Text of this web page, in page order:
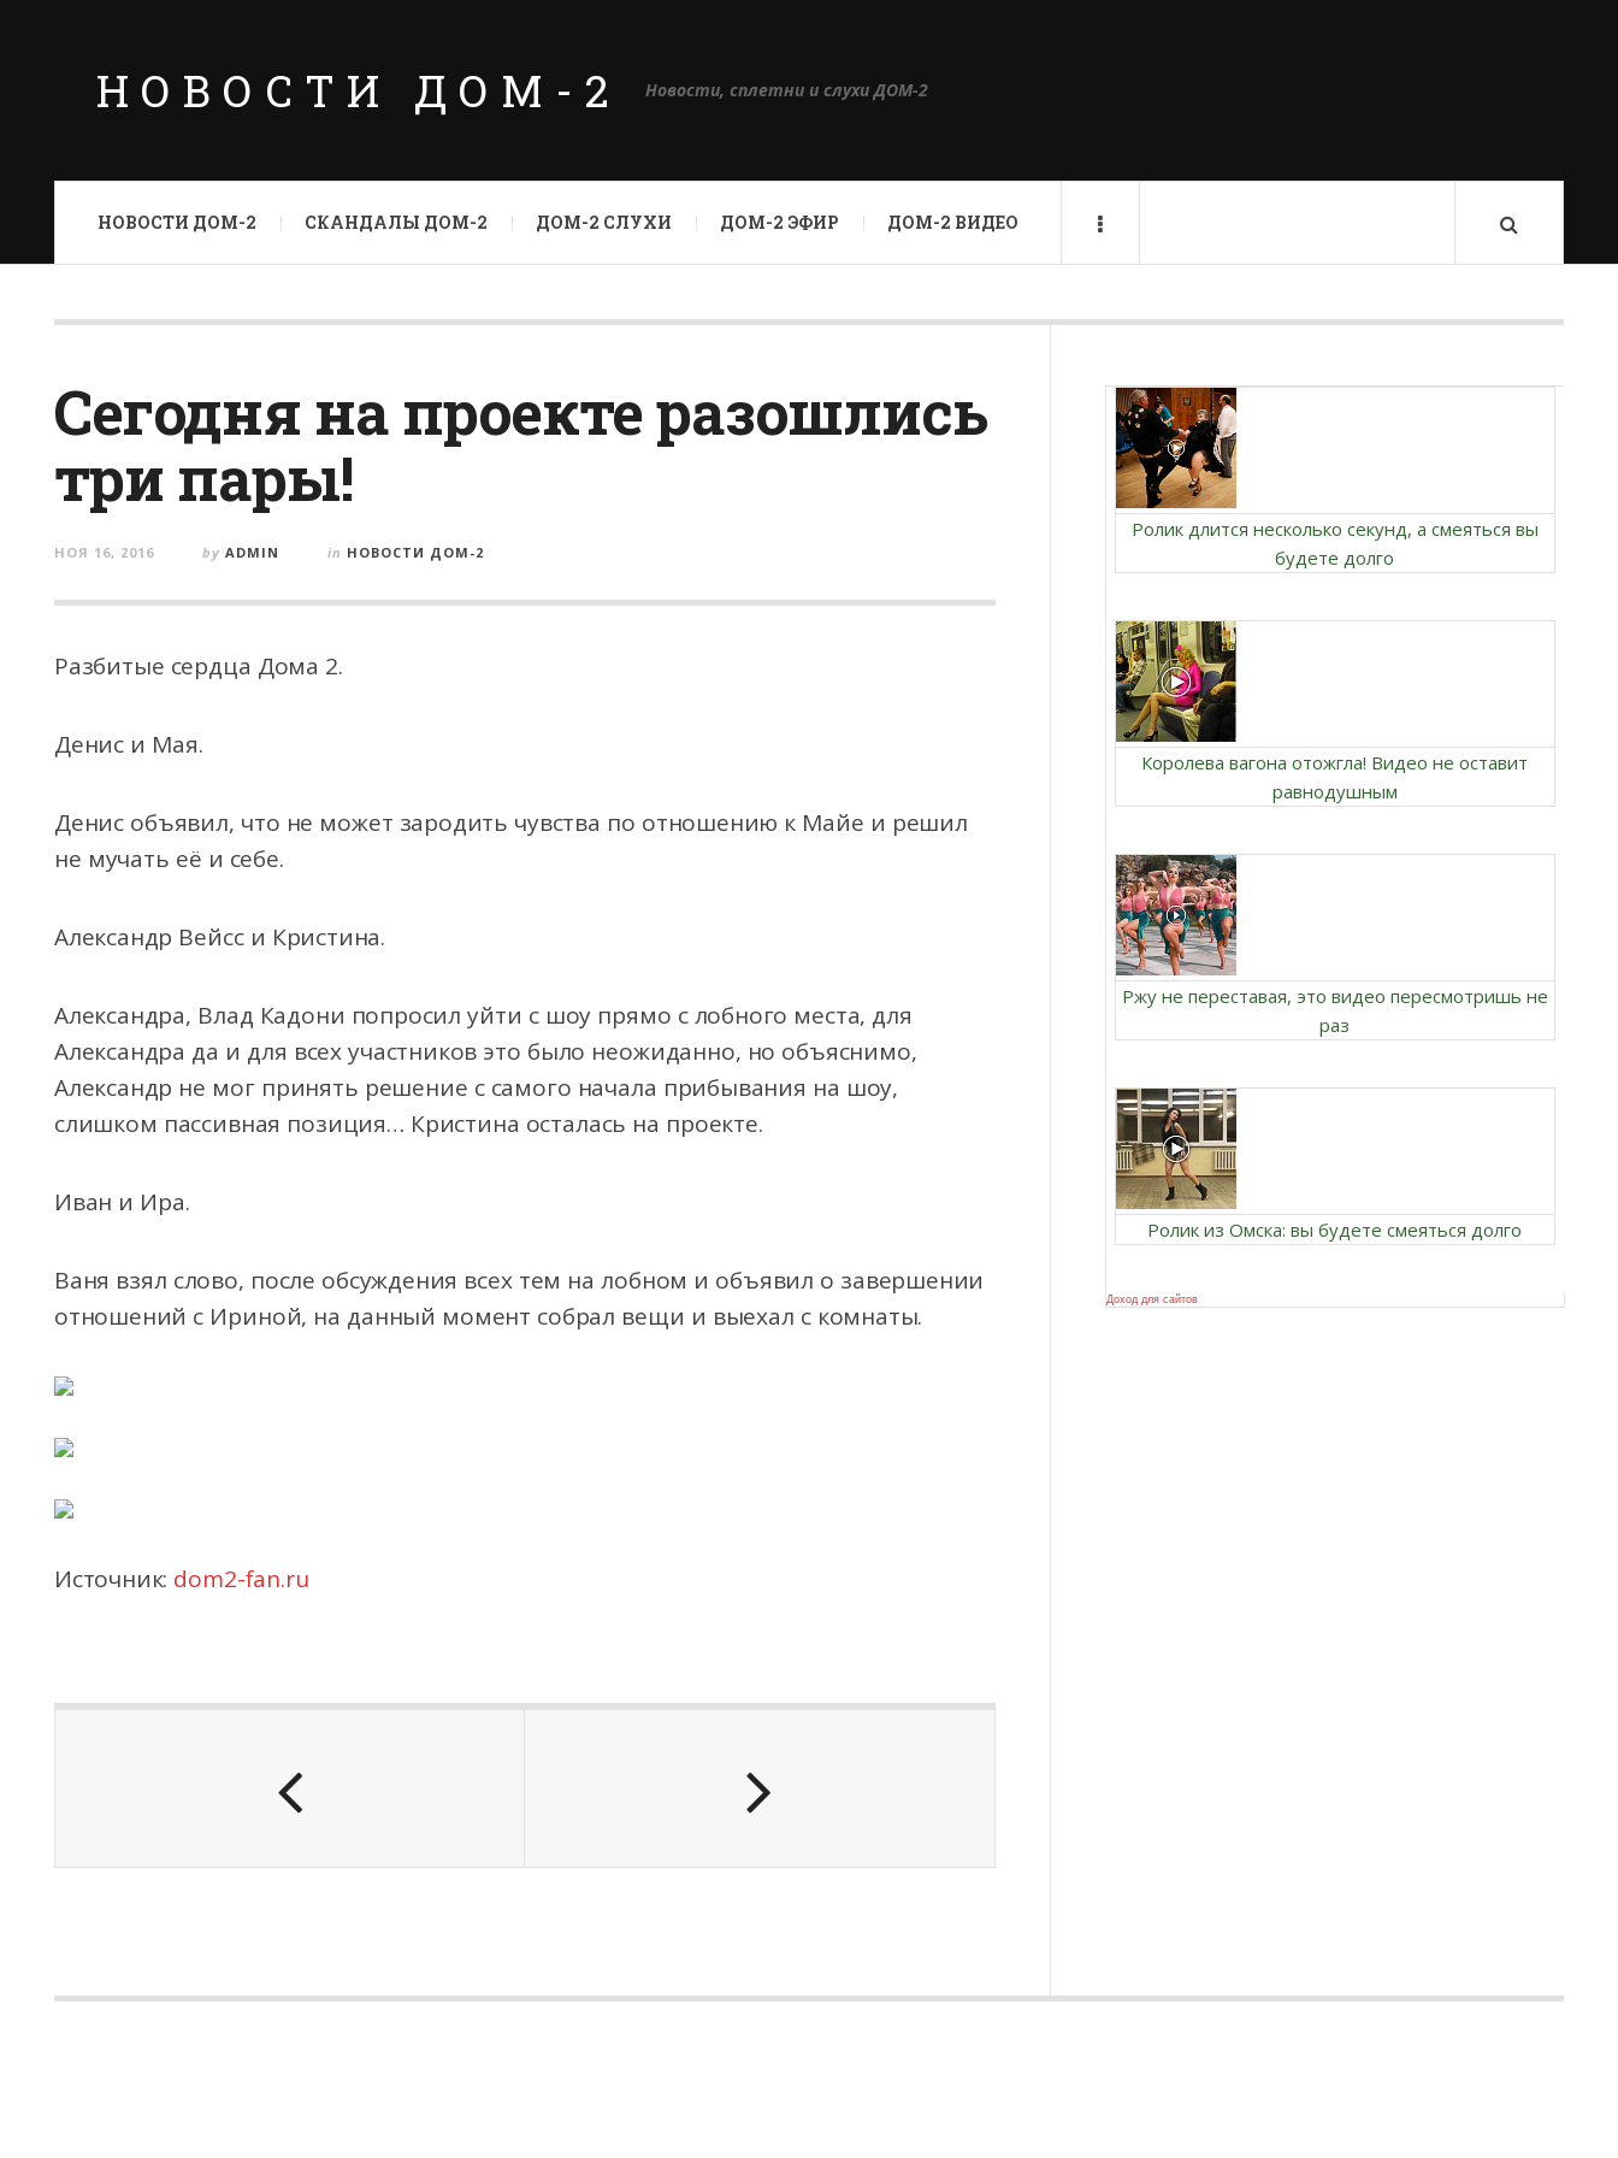
НОВОСТИ ДОМ-2 Новости, сплетни и слухи ДОМ-2
НОВОСТИ ДОМ-2 СКАНДАЛЫ ДОМ-2 ДОМ-2 СЛУХИ ДОМ-2 ЭФИР ДОМ-2 ВИДЕО
Сегодня на проекте разошлись
три пары!
НОЯ 16, 2016 by ADMIN in НОВОСТИ ДОМ-2
Разбитые сердца Дома 2.
Денис и Мая.
Денис объявил, что не может зародить чувства по отношению к Майе и решил
не мучать её и себе.
Александр Вейсс и Кристина.
Александра, Влад Кадони попросил уйти с шоу прямо с лобного места, для
Александра да и для всех участников это было неожиданно, но объяснимо,
Александр не мог принять решение с самого начала прибывания на шоу,
слишком пассивная позиция… Кристина осталась на проекте.
Иван и Ира.
Ваня взял слово, после обсуждения всех тем на лобном и объявил о завершении
отношений с Ириной, на данный момент собрал вещи и выехал с комнаты.
Источник: dom2-fan.ru
Ролик длится несколько секунд, а смеяться вы
будете долго
Королева вагона отожгла! Видео не оставит
равнодушным
Ржу не переставая, это видео пересмотришь не
раз
Ролик из Омска: вы будете смеяться долго
Доход для сайтов